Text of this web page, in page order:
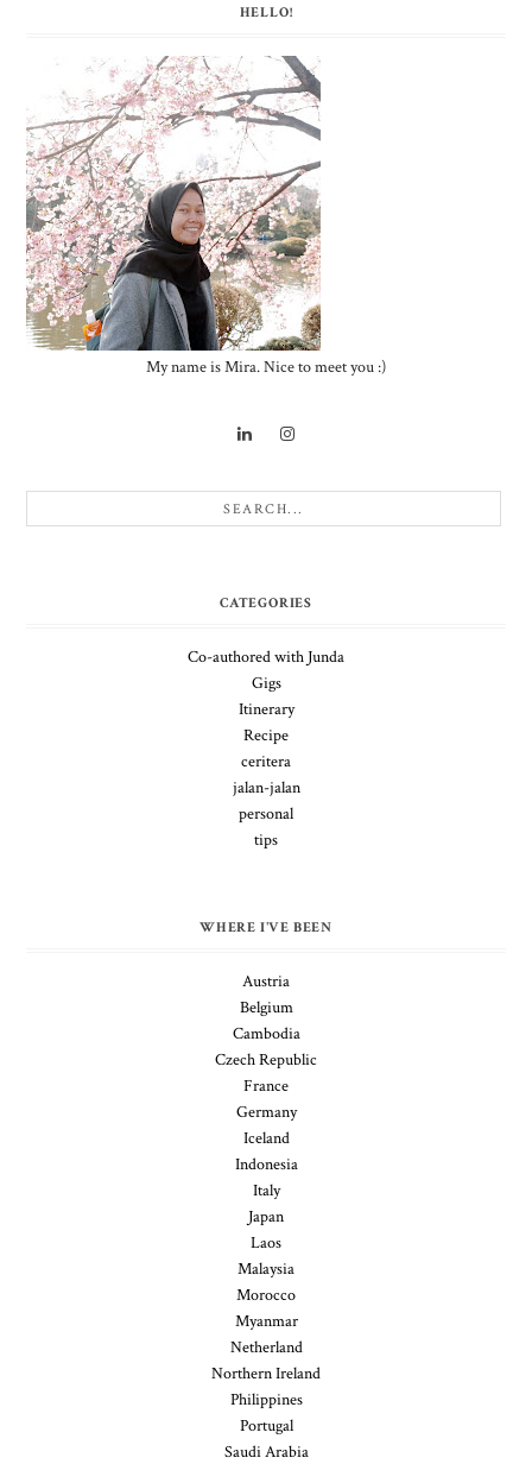
HELLO!
My name is Mira. Nice to meet you :)
CATEGORIES
Co-authored with Junda
Gigs
Itinerary
Recipe
ceritera
jalan-jalan
personal
tips
WHERE I'VE BEEN
Austria
Belgium
Cambodia
Czech Republic
France
Germany
Iceland
Indonesia
Italy
Japan
Laos
Malaysia
Morocco
Myanmar
Netherland
Northern Ireland
Philippines
Portugal
Saudi Arabia